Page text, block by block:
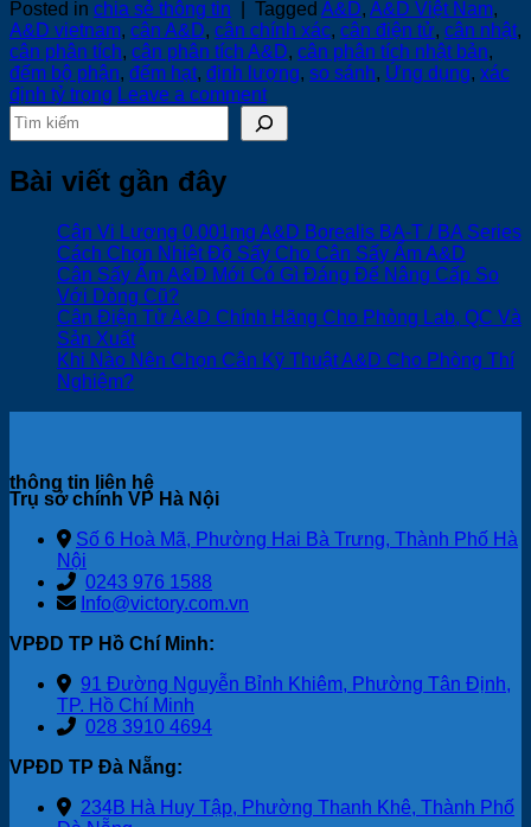
Posted in chia sẻ thông tin Tagged A&D, A&D Việt Nam,
A&D vietnam, cân A&D, cân chính xác, cân điện tử, cân nhật,
cân phân tích, cân phân tích A&D, cân phân tích nhật bản,
đếm bộ phận, đếm hạt, định lượng, so sánh, Ứng dụng, xác
định tỷ trọng Leave a comment
Tìm kiếm
Bài viết gần đây
Cân Vi Lượng 0.001mg A&D Borealis BA-T / BA Series
Cách Chọn Nhiệt Độ Sấy Cho Cân Sấy Ẩm A&D
Cân Sấy Ẩm A&D Mới Có Gì Đáng Để Nâng Cấp So
Với Dòng Cũ?
Cân Điện Tử A&D Chính Hãng Cho Phòng Lab, QC Và
Sản Xuất
Khi Nào Nên Chọn Cân Kỹ Thuật A&D Cho Phòng Thí
Nghiệm?
thông tin liên hệ
Trụ sở chính VP Hà Nội
Số 6 Hoà Mã, Phường Hai Bà Trưng, Thành Phố Hà
Nội
0243 976 1588
Info@victory.com.vn
VPĐD TP Hồ Chí Minh:
91 Đường Nguyễn Bỉnh Khiêm, Phường Tân Định,
TP. Hồ Chí Minh
028 3910 4694
VPĐD TP Đà Nẵng:
234B Hà Huy Tập, Phường Thanh Khê, Thành Phố